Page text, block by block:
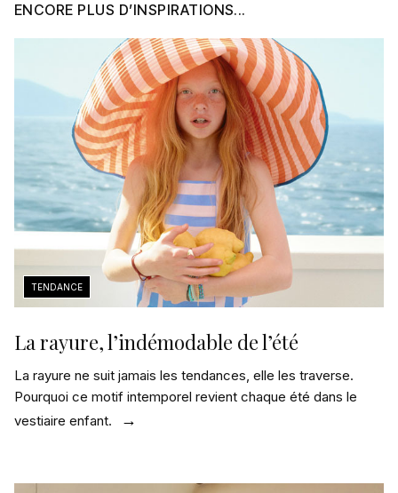
ENCORE PLUS D’INSPIRATIONS...
La rayure, l’indémodable de l’été
La rayure ne suit jamais les tendances, elle les traverse.
Pourquoi ce motif intemporel revient chaque été dans le
vestiaire enfant.